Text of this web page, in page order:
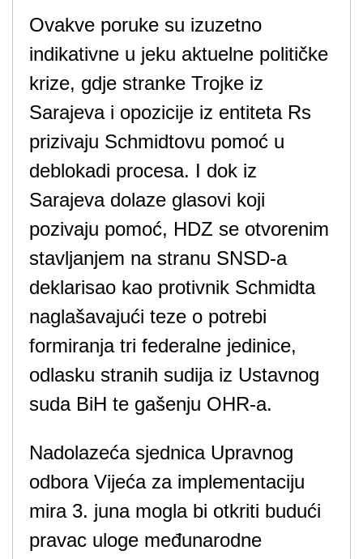
Ovakve poruke su izuzetno
indikativne u jeku aktuelne političke
krize, gdje stranke Trojke iz
Sarajeva i opozicije iz entiteta Rs
prizivaju Schmidtovu pomoć u
deblokadi procesa. I dok iz
Sarajeva dolaze glasovi koji
pozivaju pomoć, HDZ se otvorenim
stavljanjem na stranu SNSD-a
deklarisao kao protivnik Schmidta
naglašavajući teze o potrebi
formiranja tri federalne jedinice,
odlasku stranih sudija iz Ustavnog
suda BiH te gašenju OHR-a.
Nadolazeća sjednica Upravnog
odbora Vijeća za implementaciju
mira 3. juna mogla bi otkriti budući
pravac uloge međunarodne